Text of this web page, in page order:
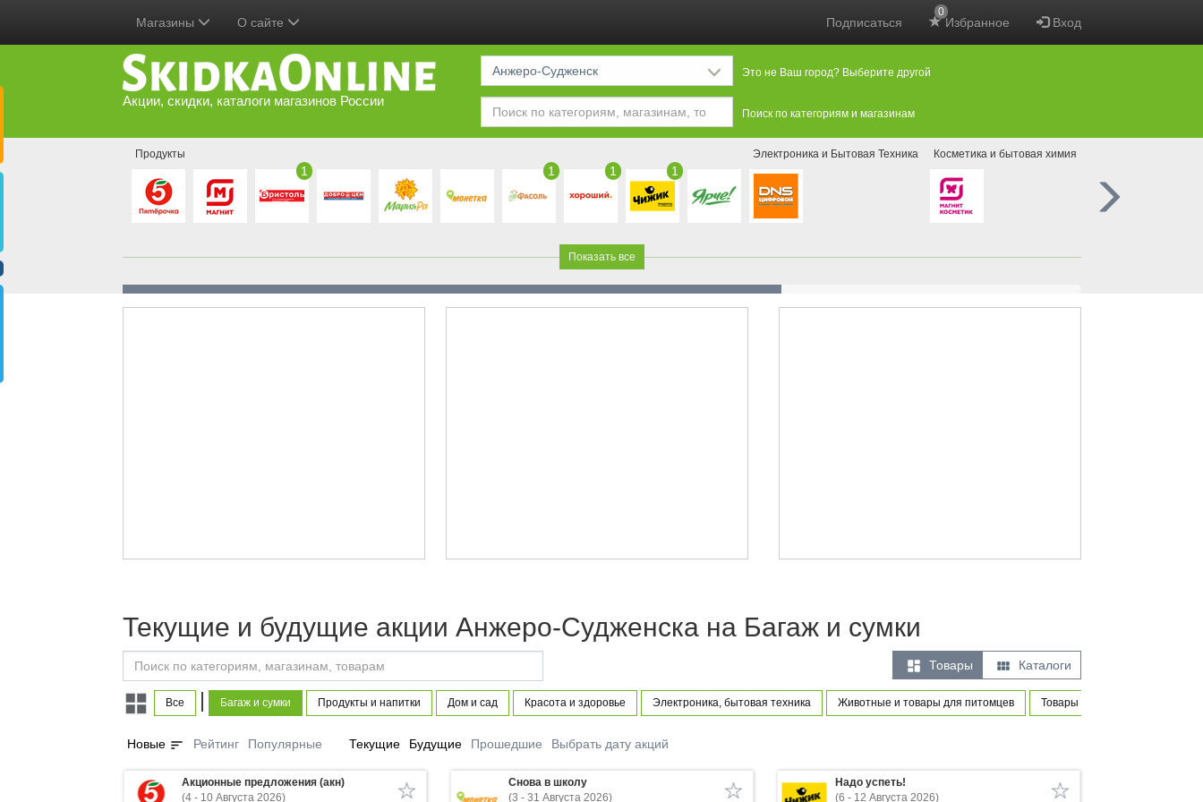
Подписаться Избранное
0
Вход
Магазины О сайте
Акции, скидки, каталоги магазинов России
Анжеро-Судженск Это не Ваш город? Выберите другой
Поиск по категориям и магазинам
Продукты
1 1 1 1
Электроника и Бытовая Техника Косметика и бытовая химия
Показать все
Текущие и будущие акции Анжеро-Судженска на Багаж и сумки
 Товары  Каталоги
Все | Багаж и сумки Продукты и напитки Дом и сад Красота и здоровье Электроника, бытовая техника Животные и товары для питомцев Товары для новорожденных и
Новые sort Рейтинг Популярные Текущие Будущие Прошедшие Выбрать дату акций
Акционные предложения (акн)
(4 - 10 Августа 2026)
Снова в школу
(3 - 31 Августа 2026)
Надо успеть!
(6 - 12 Августа 2026)